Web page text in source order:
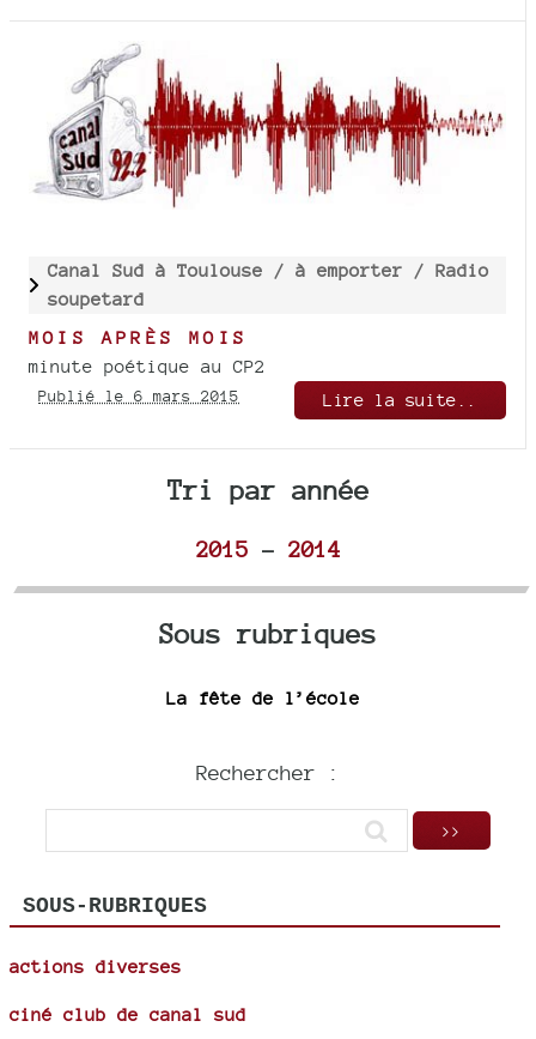
Canal Sud à Toulouse / à emporter / Radio
soupetard
MOIS APRÈS MOIS
minute poétique au CP2
Publié le 6 mars 2015 Lire la suite..
Tri par année
2015 - 2014
Sous rubriques
La fête de l’école
Rechercher :
SOUS-RUBRIQUES
actions diverses
ciné club de canal sud